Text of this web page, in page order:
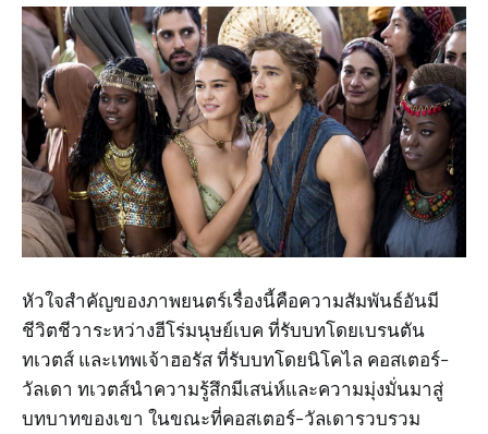
หัวใจสำคัญของภาพยนตร์เรื่องนี้คือความสัมพันธ์อันมี
ชีวิตชีวาระหว่างฮีโร่มนุษย์เบค ที่รับบทโดยเบรนตัน
ทเวตส์ และเทพเจ้าฮอรัส ที่รับบทโดยนิโคไล คอสเตอร์-
วัลเดา ทเวตส์นำความรู้สึกมีเสน่ห์และความมุ่งมั่นมาสู่
บทบาทของเขา ในขณะที่คอสเตอร์-วัลเดารวบรวม